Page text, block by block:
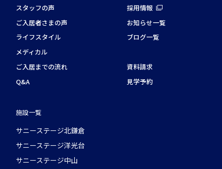
スタッフの声
ご入居者さまの声
ライフスタイル
メディカル
ご入居までの流れ
Q&A
施設一覧
サニーステージ北鎌倉
サニーステージ洋光台
サニーステージ中山
採用情報
お知らせ一覧
ブログ一覧
資料請求
見学予約